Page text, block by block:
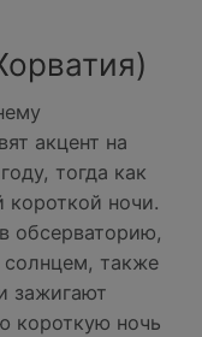
акцент на
тогда как
ночи.
обсерваторию,
также
зажигают
короткую ночь